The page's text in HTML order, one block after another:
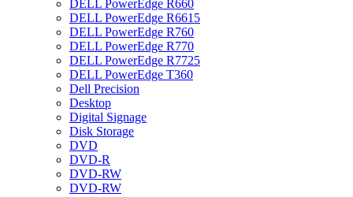
DELL PowerEdge R660
DELL PowerEdge R6615
DELL PowerEdge R760
DELL PowerEdge R770
DELL PowerEdge R7725
DELL PowerEdge T360
Dell Precision
Desktop
Digital Signage
Disk Storage
DVD
DVD-R
DVD-RW
DVD-RW